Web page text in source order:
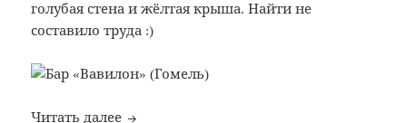
голубая стена и жёлтая крыша. Найти не
составило труда :)
Читать далее Bon Appetit: №313: Бар «Вавилон» (Гомель)